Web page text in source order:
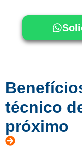
técnico
próximo